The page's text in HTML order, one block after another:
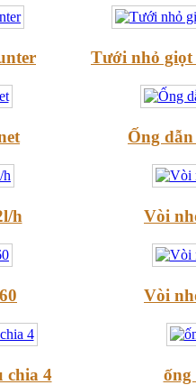
Tưới nhỏ
Ống
h Vòi
Vòi
chia 4